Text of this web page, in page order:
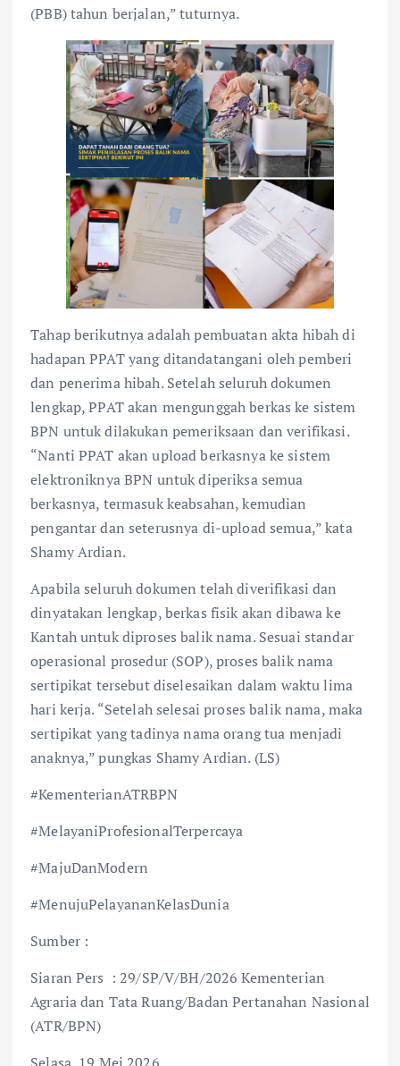
(PBB) tahun berjalan,” tuturnya.
Tahap berikutnya adalah pembuatan akta hibah di
hadapan PPAT yang ditandatangani oleh pemberi
dan penerima hibah. Setelah seluruh dokumen
lengkap, PPAT akan mengunggah berkas ke sistem
BPN untuk dilakukan pemeriksaan dan verifikasi.
“Nanti PPAT akan upload berkasnya ke sistem
elektroniknya BPN untuk diperiksa semua
berkasnya, termasuk keabsahan, kemudian
pengantar dan seterusnya di-upload semua,” kata
Shamy Ardian.
Apabila seluruh dokumen telah diverifikasi dan
dinyatakan lengkap, berkas fisik akan dibawa ke
Kantah untuk diproses balik nama. Sesuai standar
operasional prosedur (SOP), proses balik nama
sertipikat tersebut diselesaikan dalam waktu lima
hari kerja. “Setelah selesai proses balik nama, maka
sertipikat yang tadinya nama orang tua menjadi
anaknya,” pungkas Shamy Ardian. (LS)
#KementerianATRBPN
#MelayaniProfesionalTerpercaya
#MajuDanModern
#MenujuPelayananKelasDunia
Sumber :
Siaran Pers : 29/SP/V/BH/2026 Kementerian
Agraria dan Tata Ruang/Badan Pertanahan Nasional
(ATR/BPN)